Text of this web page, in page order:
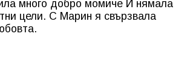
много добро момиче И нямала
цели. С Марин я свързвала